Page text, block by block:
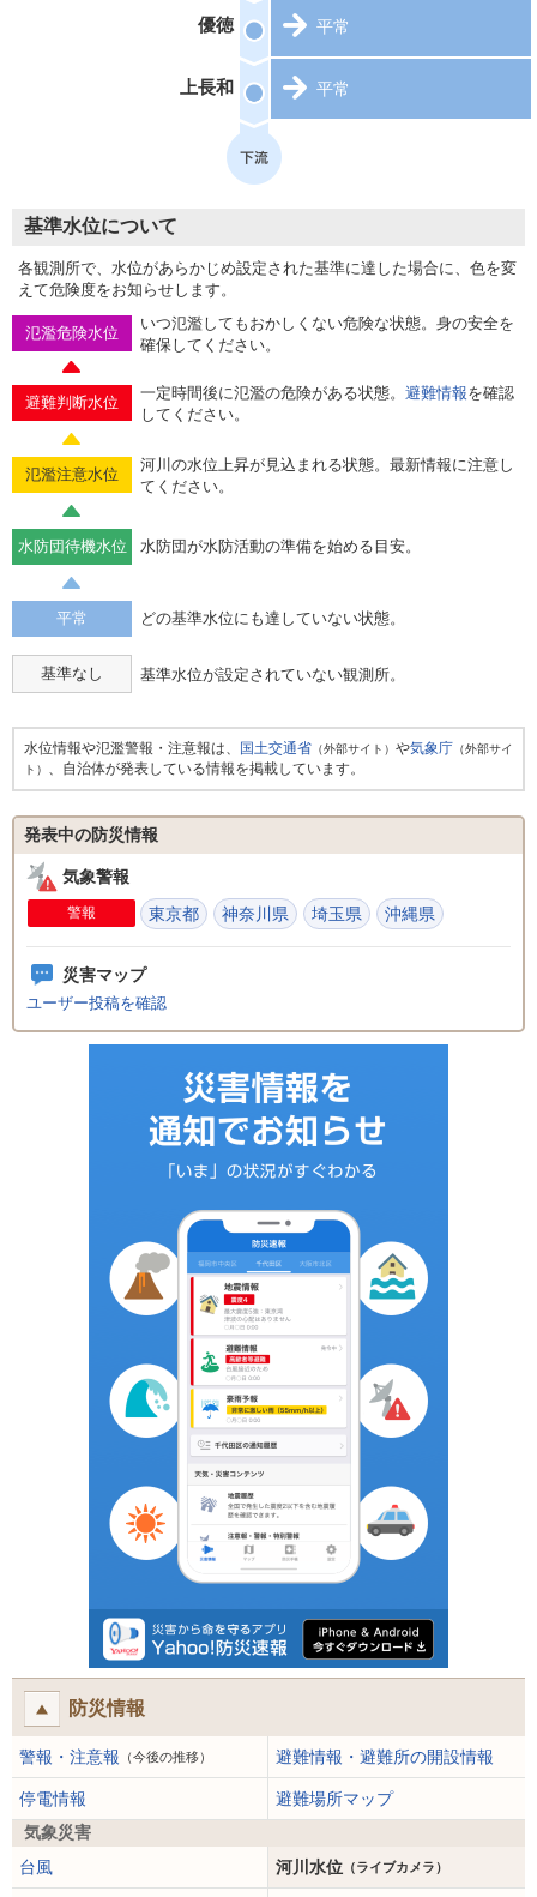
優徳 平常
上長和 平常
基準水位について
各観測所で、水位があらかじめ設定された基準に達した場合に、色を変
えて危険度をお知らせします。
氾濫危険水位
いつ氾濫してもおかしくない危険な状態。身の安全を
確保してください。
避難判断水位
一定時間後に氾濫の危険がある状態。 避難情報を確認
してください。
氾濫注意水位
河川の水位上昇が見込まれる状態。最新情報に注意し
てください。
水防団待機水位 水防団が水防活動の準備を始める目安。
平常 どの基準水位にも達していない状態。
基準なし 基準水位が設定されていない観測所。
水位情報や氾濫警報・注意報は、 国土交通省 （外部サイト） や気象庁 （外部サイ
ト） 、自治体が発表している情報を掲載しています。
発表中の防災情報
気象警報
警報 東京都 神奈川県 埼玉県 沖縄県
災害マップ
ユーザー投稿を確認
防災情報
警報・注意報 （今後の推移） 避難情報・避難所の開設情報
停電情報
避難場所マップ
気象災害
台風
河川水位 （ライブカメラ）